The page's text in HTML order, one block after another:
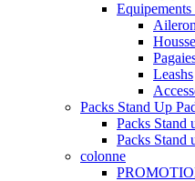
Leashs
Packs Stand Up
Packs Stand
Packs Stand
colonne